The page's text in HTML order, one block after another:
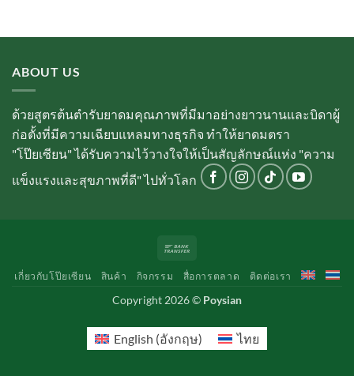
ABOUT US
ด้วยสูตรต้นตำรับยาดมคุณภาพที่มีมาอย่างยาวนานและบิดาผู้
ก่อตั้งที่มีความเฉียบแหลมทางธุรกิจ ทำให้ยาดมตรา
"โป๊ยเซียน" ได้รับความไว้วางใจให้เป็นสัญลักษณ์แห่ง "ความ
แข็งแรงและสุขภาพที่ดี" ไปทั่วโลก
เกี่ยวกับโป๊ยเซียน สินค้า กิจกรรม สื่อการตลาด ติดต่อเรา
Copyright 2026 © Poysian
English (อังกฤษ) ไทย